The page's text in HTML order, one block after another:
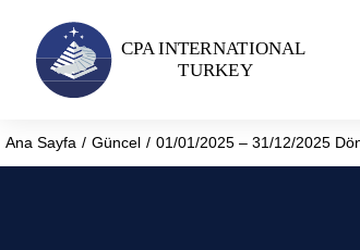
You are here:
Ana Sayfa Güncel 01/01/2025 – 31/12/2025